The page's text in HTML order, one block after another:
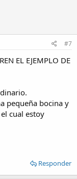
#7
EL EJEMPLO DE
pequeña bocina y
cual estoy
Responder